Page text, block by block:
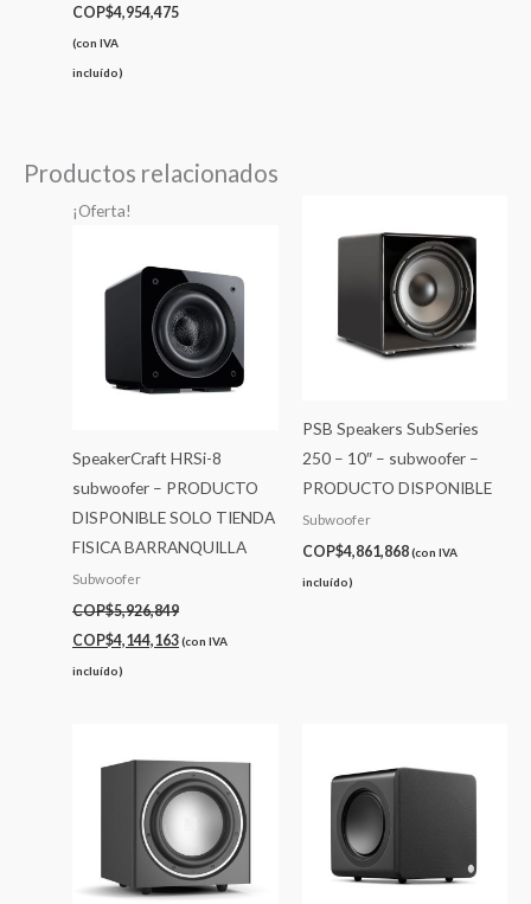
COP$4,954,475
(con IVA
incluído)
Productos relacionados
¡Oferta!
SpeakerCraft HRSi-8
subwoofer – PRODUCTO
DISPONIBLE SOLO TIENDA
FISICA BARRANQUILLA
Subwoofer
COP$5,926,849
El
precio
COP$5,926,849.
COP$4,144,163
COP$4,144,163.
(con IVA
incluído)
PSB Speakers SubSeries
250 – 10″ – subwoofer –
PRODUCTO DISPONIBLE
Subwoofer
COP$4,861,868 (con IVA
incluído)